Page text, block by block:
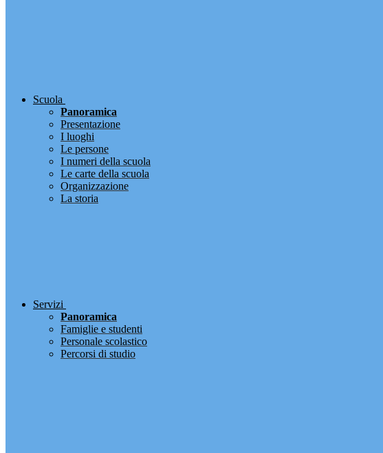
Scuola
Panoramica
Presentazione
I luoghi
Le persone
I numeri della scuola
Le carte della scuola
Organizzazione
La storia
Servizi
Panoramica
Famiglie e studenti
Personale scolastico
Percorsi di studio